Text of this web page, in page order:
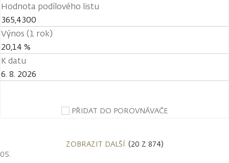
Hodnota podílového listu
365,4300
Výnos (1 rok)
20,14 %
K datu
6. 8. 2026
PŘIDAT DO POROVNÁVAČE
ZOBRAZIT DALŠÍ (20 Z 874)